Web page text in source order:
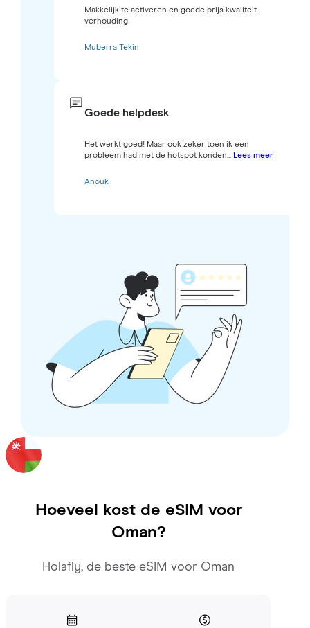
Makkelijk te activeren en goede prijs kwaliteit
verhouding
Muberra Tekin
Goede helpdesk
Het werkt goed! Maar ook zeker toen ik een
probleem had met de hotspot konden... Lees meer
Anouk
Hoeveel kost de eSIM voor
Oman?
Holafly, de beste eSIM voor Oman